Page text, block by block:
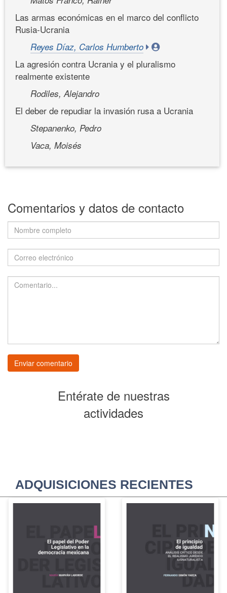
Las armas económicas en el marco del conflicto
Rusia-Ucrania
Reyes Díaz, Carlos Humberto
La agresión contra Ucrania y el pluralismo
realmente existente
Rodiles, Alejandro
El deber de repudiar la invasión rusa a Ucrania
Stepanenko, Pedro
Vaca, Moisés
Comentarios y datos de contacto
Entérate de nuestras
actividades
ADQUISICIONES RECIENTES